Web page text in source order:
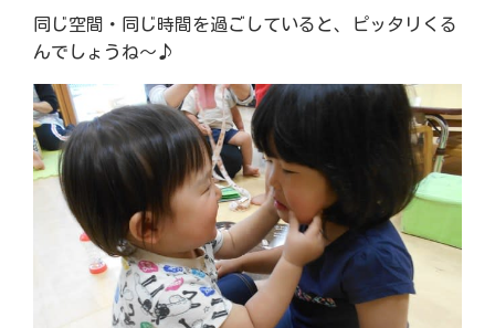
同じ空間・同じ時間を過ごしていると、ピッタリくる
んでしょうね～♪